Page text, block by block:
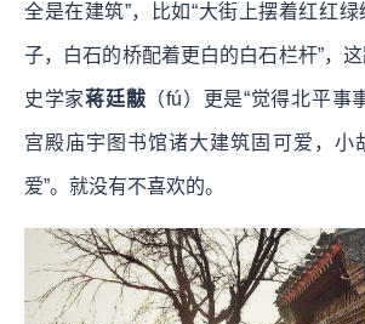
全是在建筑”，比如“大街上摆着红红
子，白石的桥配着更白的白石栏杆”，
史学家蒋廷黻 （fú）更是“觉得北平事
宫殿庙宇图书馆诸大建筑固可爱，小
爱”。就没有不喜欢的。